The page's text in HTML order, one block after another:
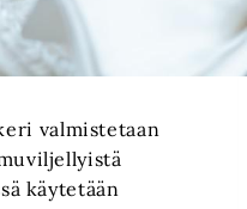
valmistetaan
käytetään